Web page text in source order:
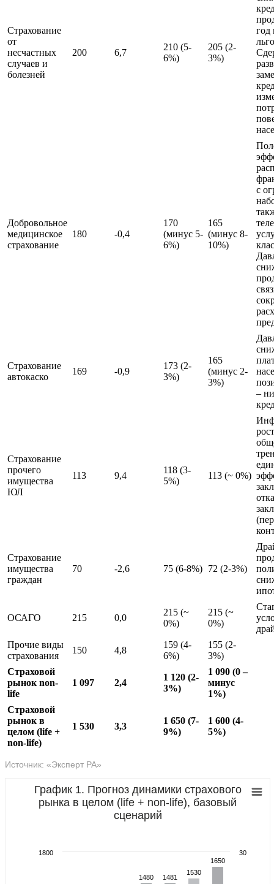
Страхование
от
несчастных
случаев и
болезней
200 6,7
210 (5-
6%)
205 (2-
3%)
год
Добровольное
медицинское
страхование
180 -0,4
170
(минус 5-
6%)
165
(минус 8-
10%)
с
Страхование
автокаско
169 -0,9
173 (2-
3%)
165
(минус 2-
3%)
–
Страхование
прочего
имущества
ЮЛ
113 9,4
118 (3-
5%)
113 (~ 0%)
Страхование
имущества
граждан
70 -2,6 75 (6-8%) 72 (2-3%)
ОСАГО 215 0,0
215 (~
0%)
215 (~
0%)
Прочие виды
страхования
150 4,8
159 (4-
6%)
155 (2-
3%)
Страховой
рынок non-
life
1 097 2,4
1 120 (2-
3%)
1 090 (0 –
минус
1%)
Страховой
рынок в
целом (life +
non-life)
1 530 3,3
1 650 (7-
9%)
1 600 (4-
5%)
Источник: «Эксперт РА»
График 1. Прогноз динамики страхового
рынка в целом (life + non-life), базовый
сценарий
1480
1480 1481
1481
1530
1530
1650
1650
30
1800